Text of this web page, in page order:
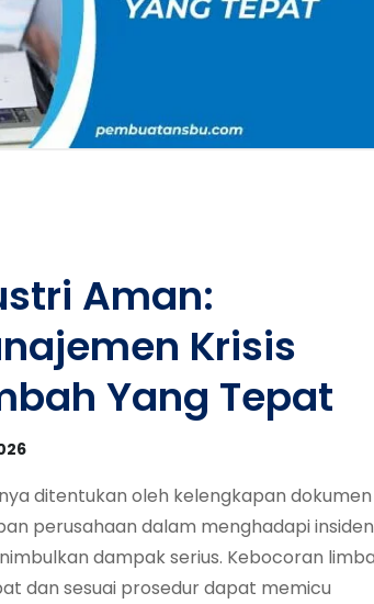
Aman:
Krisis
Yang Tepat
ditentukan oleh kelengkapan dokumen
perusahaan dalam menghadapi insiden
dampak serius. Kebocoran
dan sesuai prosedur dapat memicu